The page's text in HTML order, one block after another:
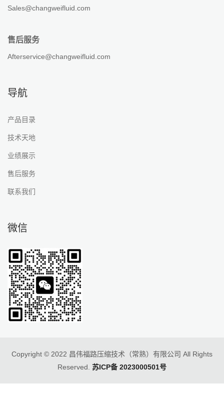
Sales@changweifluid.com
售后服务
Afterservice@changweifluid.com
导航
产品目录
技术天地
业绩展示
售后服务
联系我们
微信
Copyright © 2022 昌伟福路压缩技术（常熟）有限公司 All Rights
Reserved. 苏ICP备 2023000501号